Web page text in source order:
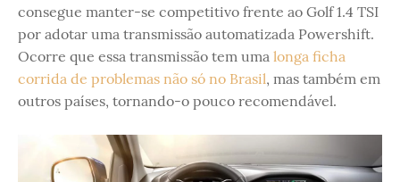
consegue manter-se competitivo frente ao Golf 1.4 TSI
por adotar uma transmissão automatizada Powershift.
Ocorre que essa transmissão tem uma longa ficha
corrida de problemas não só no Brasil, mas também em
outros países, tornando-o pouco recomendável.